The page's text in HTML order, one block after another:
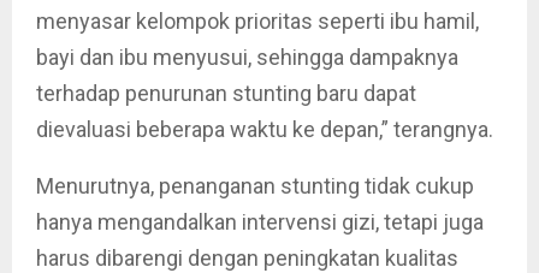
menyasar kelompok prioritas seperti ibu hamil,
bayi dan ibu menyusui, sehingga dampaknya
terhadap penurunan stunting baru dapat
dievaluasi beberapa waktu ke depan,” terangnya.
Menurutnya, penanganan stunting tidak cukup
hanya mengandalkan intervensi gizi, tetapi juga
harus dibarengi dengan peningkatan kualitas